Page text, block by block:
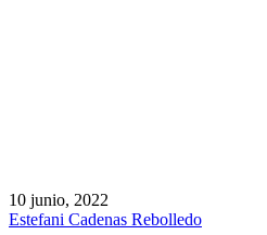
10 junio, 2022
Estefani Cadenas Rebolledo